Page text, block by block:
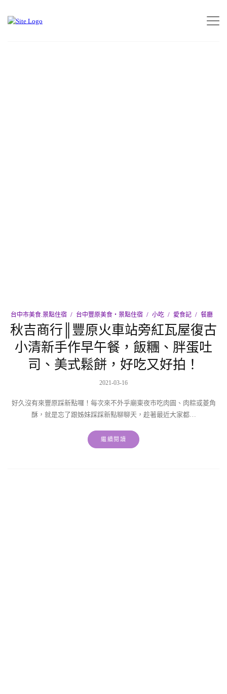
台中市美食.景點住宿 台中豐原美食‧景點住宿 小吃 愛食記 餐廳
秋吉商行║豐原火車站旁紅瓦屋復古
小清新手作早午餐，飯糰、胖蛋吐
司、美式鬆餅，好吃又好拍！
2021-03-16
好久沒有來豐原踩新點囉！每次來不外乎廟東夜市吃肉圓、肉粽或菱角
酥，就是忘了跟姊妹踩踩新點聊聊天，趁著最近大家都…
繼續閱讀